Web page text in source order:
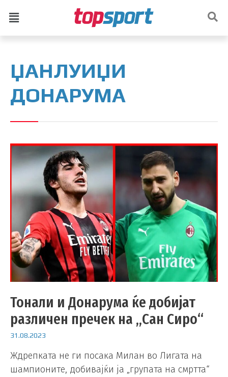
ЏАНЛУИЏИ
ДОНАРУМА
Тонали и Донарума ќе добијат
различен пречек на „Сан Сиро“
31.08.2023
Ждрепката не ги посака Милан во Лигата на
шампионите, добивајќи ја „групата на смртта“